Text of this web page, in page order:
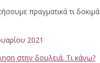
πραγματικά τι
2021
στην δουλειά. Τι κάνω?